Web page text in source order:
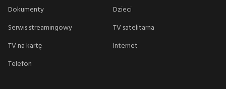
Dokumenty
Dzieci
Serwis streamingowy
TV satelitarna
TV na kartę
Internet
Telefon